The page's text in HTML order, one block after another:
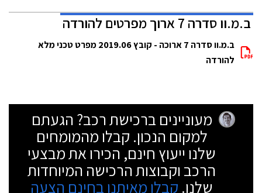
ב.מ.וו סדרה 7 ארוך מפרטים להורדה
ב.מ.וו סדרה 7 ארוכה - קובץ 2019.06 מפרט טכני מלא
להורדה
מעוניינים ברכישת רכב? הגעתם
למקום הנכון. קבלו מהמומחים
שלנו ייעוץ חינם, הכירו את מבצעי
הרכב וקבוצות הרכישה המיוחדות
שלנו. קבלו מאיתנו בחינם הצעה